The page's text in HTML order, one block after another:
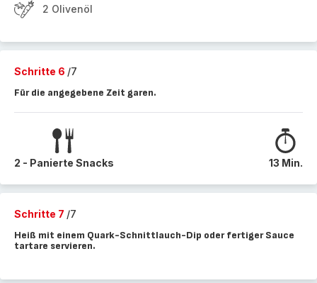
2 Olivenöl
Schritte 6 /7
Für die angegebene Zeit garen.
2 - Panierte Snacks 13 Min.
Schritte 7 /7
Heiß mit einem Quark-Schnittlauch-Dip oder fertiger Sauce
tartare servieren.